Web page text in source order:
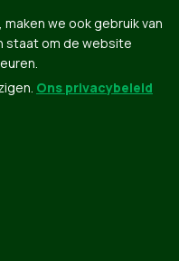
we ook gebruik van
staat om de website
Ons privacybeleid